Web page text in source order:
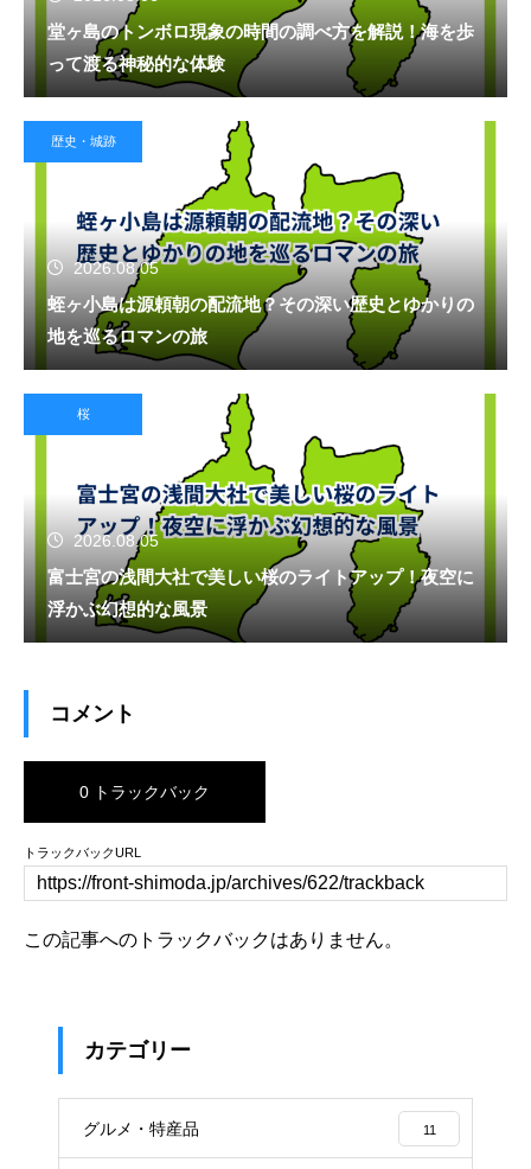
堂ヶ島のトンボロ現象の時間の調べ方を解説！海を歩
って渡る神秘的な体験
歴史・城跡
2026.08.05
蛭ヶ小島は源頼朝の配流地？その深い歴史とゆかりの
地を巡るロマンの旅
桜
2026.08.05
富士宮の浅間大社で美しい桜のライトアップ！夜空に
浮かぶ幻想的な風景
コメント
0 トラックバック
トラックバックURL
この記事へのトラックバックはありません。
カテゴリー
グルメ・特産品 11